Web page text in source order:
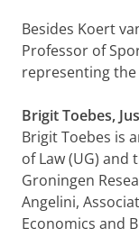
Besides Koert
Professor of
representing the
Brigit Toebes,
Brigit Toebes is
of Law (UG) and
Groningen
Angelini,
Economics and